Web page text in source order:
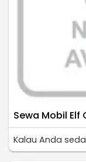
Sewa Mobil Elf
Kalau Anda